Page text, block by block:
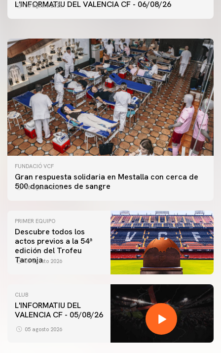
L'INFORMATIU DEL VALENCIA CF - 06/08/26
06 agosto 2026
FUNDACIÓ VCF
Gran respuesta solidaria en Mestalla con cerca de
500 donaciones de sangre
06 agosto 2026
PRIMER EQUIPO
Descubre todos los
actos previos a la 54ª
edición del Trofeu
Taronja
06 agosto 2026
CLUB
L'INFORMATIU DEL
VALENCIA CF - 05/08/26
05 agosto 2026
PRIMER EQUIPO
ENTRENAMIENTO MATINAL DEL VALENCIA CF
5/8/2026